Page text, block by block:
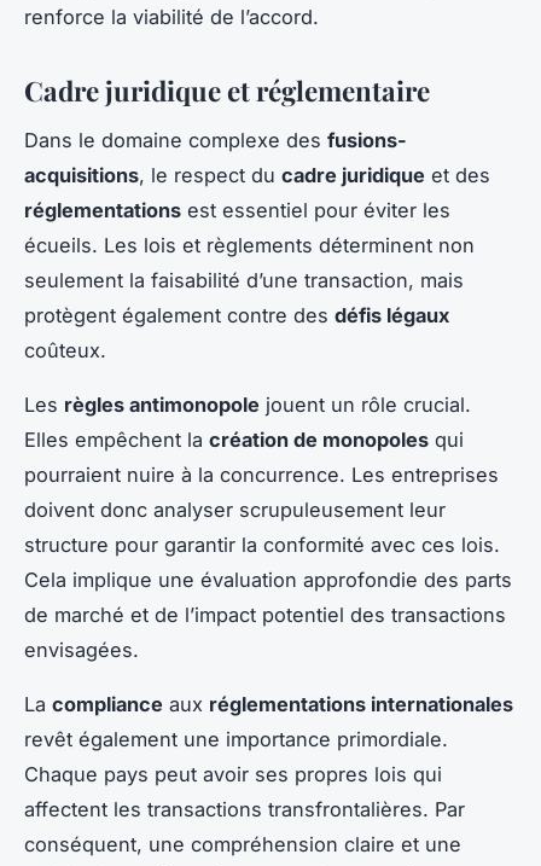
renforce la viabilité de l’accord.
Cadre juridique et réglementaire
Dans le domaine complexe des fusions-
acquisitions, le respect du cadre juridique et des
réglementations est essentiel pour éviter les
écueils. Les lois et règlements déterminent non
seulement la faisabilité d’une transaction, mais
protègent également contre des défis légaux
coûteux.
Les règles antimonopole jouent un rôle crucial.
Elles empêchent la création de monopoles qui
pourraient nuire à la concurrence. Les entreprises
doivent donc analyser scrupuleusement leur
structure pour garantir la conformité avec ces lois.
Cela implique une évaluation approfondie des parts
de marché et de l’impact potentiel des transactions
envisagées.
La compliance aux réglementations internationales
revêt également une importance primordiale.
Chaque pays peut avoir ses propres lois qui
affectent les transactions transfrontalières. Par
conséquent, une compréhension claire et une